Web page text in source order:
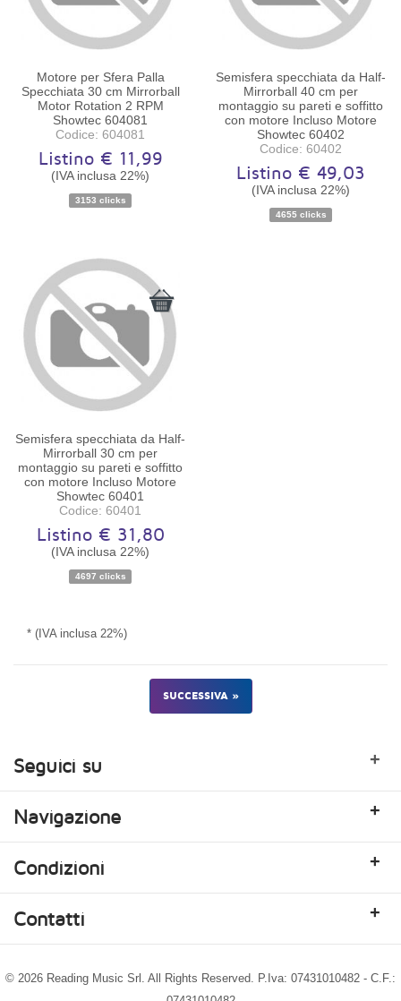
Disponibilità:Ordinabile
Motore per Sfera Palla
Specchiata 30 cm Mirrorball
Motor Rotation 2 RPM
Showtec 604081
Codice: 604081
Listino € 11,99
(IVA inclusa 22%)
3153 clicks
Disponibilità:Ordinabile
Semisfera specchiata da Half-
Mirrorball 40 cm per
montaggio su pareti e soffitto
con motore Incluso Motore
Showtec 60402
Codice: 60402
Listino € 49,03
(IVA inclusa 22%)
4655 clicks
Disponibilità:Ordinabile
Semisfera specchiata da Half-
Mirrorball 30 cm per
montaggio su pareti e soffitto
con motore Incluso Motore
Showtec 60401
Codice: 60401
Listino € 31,80
(IVA inclusa 22%)
4697 clicks
* (IVA inclusa 22%)
SUCCESSIVA »
Seguici su +
Navigazione +
Condizioni +
Contatti +
© 2026 Reading Music Srl. All Rights Reserved. P.Iva: 07431010482 - C.F.: